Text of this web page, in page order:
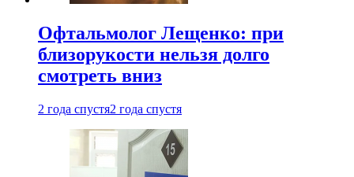
Офтальмолог Лещенко: при
близорукости нельзя долго
смотреть вниз
2 года спустя2 года спустя